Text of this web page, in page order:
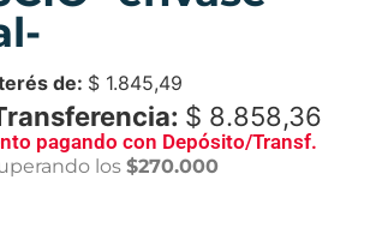
de: $ 1.845,49
$ 8.858,36
pagando con Depósito/Transf.
los $270.000